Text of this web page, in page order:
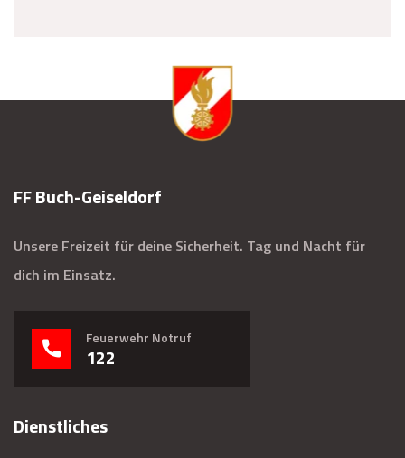
FF Buch-Geiseldorf
Unsere Freizeit für deine Sicherheit. Tag und Nacht für
dich im Einsatz.
Feuerwehr Notruf
122
Dienstliches